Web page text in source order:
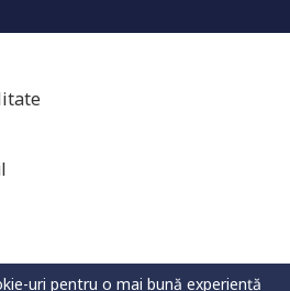
uri pentru o mai bună experiență